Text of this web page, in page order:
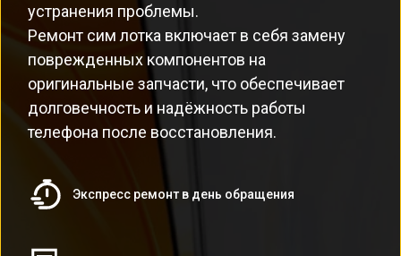
устранения проблемы.
Ремонт сим лотка включает в себя замену
поврежденных компонентов на
оригинальные запчасти, что обеспечивает
долговечность и надёжность работы
телефона после восстановления.
Экспресс ремонт в день обращения